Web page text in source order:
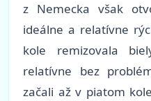
z Nemecka však
ideálne a relatívne
kole remizovala
relatívne bez
začali až v piatom